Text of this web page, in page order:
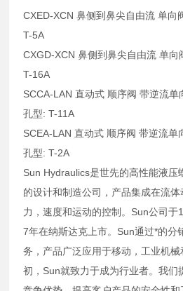
CXED-XCN 鼻侧到鼻尖自由流 单向
T-5A
CXGD-XCN 鼻侧到鼻尖自由流 单
T-16A
SCCA-LAN 直动式 顺序阀 带逆流
孔型: T-11A
SCEA-LAN 直动式 顺序阀 带逆流
孔型: T-2A
Sun Hydraulics是世先的高性能液压
的设计和制造公司，产品集成在流
力，速度和运动的控制。Sun公司于
7年在纳斯达克上市。Sun通过*的分
务，产品广泛应用于移动，工业机
初，Sun就致力于成为行业者。我们